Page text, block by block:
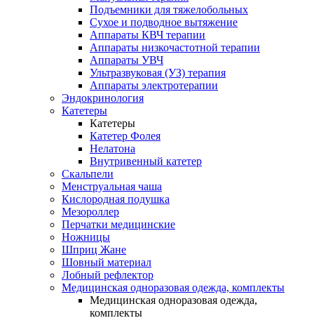
Подъемники для тяжелобольных
Сухое и подводное вытяжение
Аппараты КВЧ терапии
Аппараты низкочастотной терапии
Аппараты УВЧ
Ультразвуковая (УЗ) терапия
Аппараты электротерапии
Эндокринология
Катетеры
Катетеры
Катетер Фолея
Нелатона
Внутривенный катетер
Скальпели
Менструальная чаша
Кислородная подушка
Мезороллер
Перчатки медицинские
Ножницы
Шприц Жане
Шовный материал
Лобный рефлектор
Медицинская одноразовая одежда, комплекты
Медицинская одноразовая одежда,
комплекты